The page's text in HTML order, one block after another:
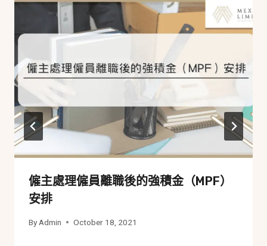
僱主處理僱員離職後的強積金（MPF）
安排
By Admin October 18, 2021